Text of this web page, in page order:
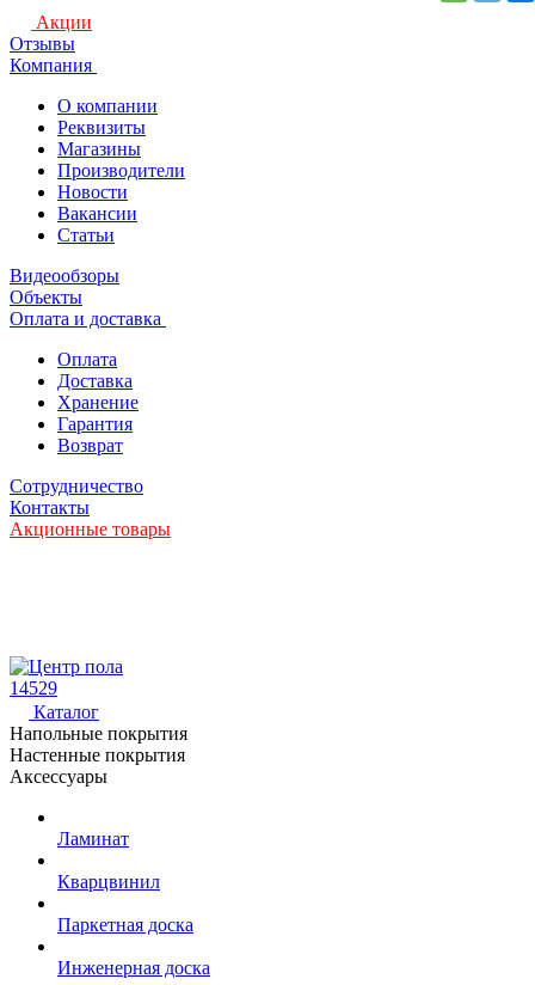
Акции
Отзывы
Компания
О компании
Реквизиты
Магазины
Производители
Новости
Вакансии
Статьи
Видеообзоры
Объекты
Оплата и доставка
Оплата
Доставка
Хранение
Гарантия
Возврат
Сотрудничество
Контакты
Акционные товары
14529
Каталог
Напольные покрытия
Настенные покрытия
Аксессуары
Ламинат
Кварцвинил
Паркетная доска
Инженерная доска